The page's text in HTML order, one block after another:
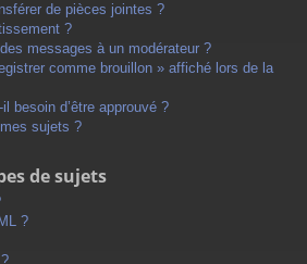
de pièces jointes ?
?
messages à un modérateur ?
comme brouillon » affiché lors de la
besoin d’être approuvé ?
sujets ?
de sujets
?